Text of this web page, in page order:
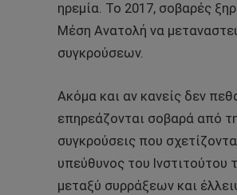
ηρεμία. Το 2017, σοβαρές
Μέση Ανατολή να
συγκρούσεων.
Ακόμα και αν κανείς δεν
επηρεάζονται σοβαρά από
συγκρούσεις που
υπεύθυνος του
μεταξύ συρράξεων και